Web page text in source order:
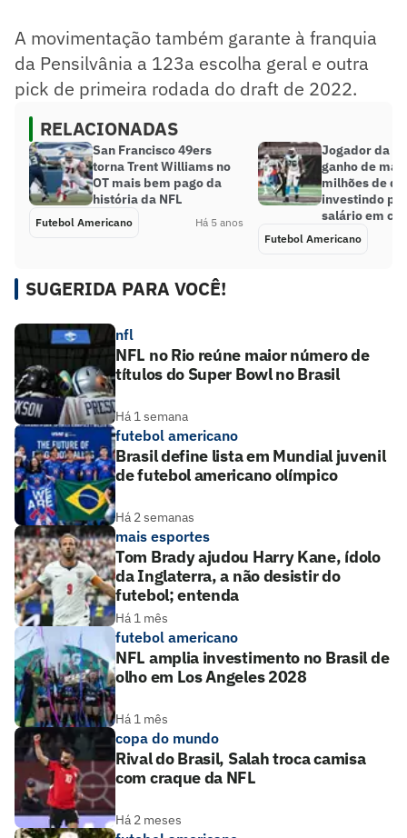
A movimentação também garante à franquia
da Pensilvânia a 123a escolha geral e outra
pick de primeira rodada do draft de 2022.
RELACIONADAS
San Francisco 49ers
torna Trent Williams no
OT mais bem pago da
história da NFL
Futebol Americano Há 5 anos
Jogador da
ganho de
milhões de
investindo
salário em
Futebol Americano
SUGERIDA PARA VOCÊ!
nfl
NFL no Rio reúne maior número de
títulos do Super Bowl no Brasil
Há 1 semana
futebol americano
Brasil define lista em Mundial juvenil
de futebol americano olímpico
Há 2 semanas
mais esportes
Tom Brady ajudou Harry Kane, ídolo
da Inglaterra, a não desistir do
futebol; entenda
Há 1 mês
futebol americano
NFL amplia investimento no Brasil de
olho em Los Angeles 2028
Há 1 mês
copa do mundo
Rival do Brasil, Salah troca camisa
com craque da NFL
Há 2 meses